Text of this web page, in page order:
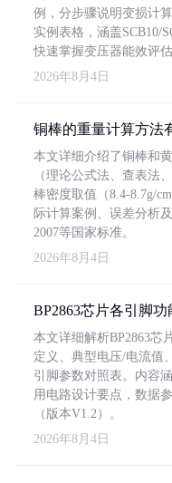
例，分步骤说明变损计
实例表格，涵盖SCB10/
快速掌握变压器能效评估
2026年8月4日
铜棒的重量计算方法
本文详细介绍了铜棒和
（理论公式法、查表法
棒密度取值（8.4-8.7g/
际计算案例、误差分析
2007等国家标准。
2026年8月4日
BP2863芯片各引脚功
本文详细解析BP2863芯
定义、典型电压/电流值
引脚参数对照表。内容
用电路设计要点，数据
（版本V1.2）。
2026年8月4日